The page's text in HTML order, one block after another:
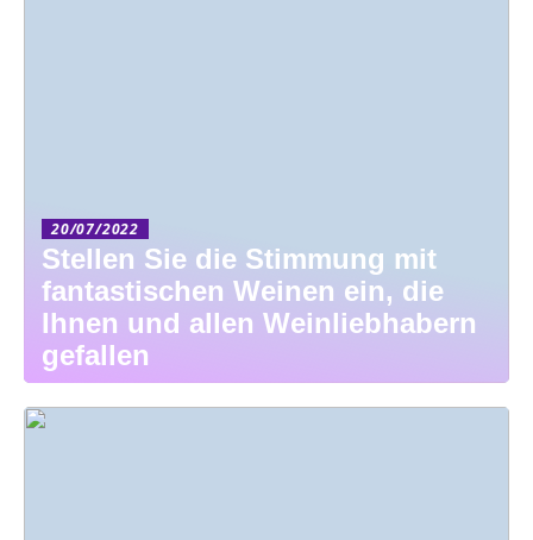
20/07/2022
Stellen Sie die Stimmung mit
fantastischen Weinen ein, die
Ihnen und allen Weinliebhabern
gefallen